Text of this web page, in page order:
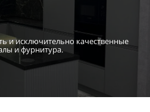
и исключительно качественные
и фурнитура.